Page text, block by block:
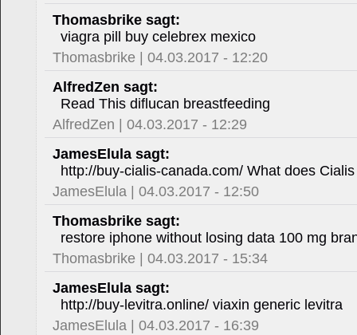
Thomasbrike sagt:
viagra pill buy celebrex mexico
Thomasbrike | 04.03.2017 - 12:20
AlfredZen sagt:
Read This diflucan breastfeeding
AlfredZen | 04.03.2017 - 12:29
JamesElula sagt:
http://buy-cialis-canada.com/ What does
JamesElula | 04.03.2017 - 12:50
Thomasbrike sagt:
restore iphone without losing data 100 mg
Thomasbrike | 04.03.2017 - 15:34
JamesElula sagt:
http://buy-levitra.online/ viaxin generic levitra
JamesElula | 04.03.2017 - 16:39